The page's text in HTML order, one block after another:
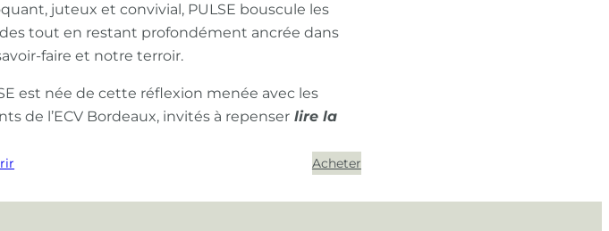
juteux et convivial, PULSE bouscule les
tout en restant profondément ancrée dans
faire et notre terroir.
est née de cette réflexion menée avec les
de l’ECV Bordeaux, invités à repenser
Acheter